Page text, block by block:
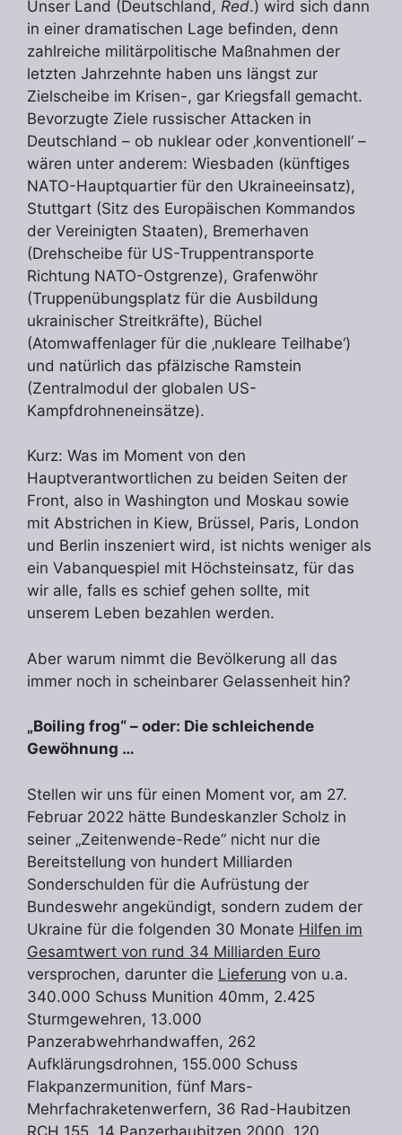
Unser Land (Deutschland, Red.) wird sich dann
in einer dramatischen Lage befinden, denn
zahlreiche militärpolitische Maßnahmen der
letzten Jahrzehnte haben uns längst zur
Zielscheibe im Krisen-, gar Kriegsfall gemacht.
Bevorzugte Ziele russischer Attacken in
Deutschland – ob nuklear oder ‚konventionell‘ –
wären unter anderem: Wiesbaden (künftiges
NATO-Hauptquartier für den Ukraineeinsatz),
Stuttgart (Sitz des Europäischen Kommandos
der Vereinigten Staaten), Bremerhaven
(Drehscheibe für US-Truppentransporte
Richtung NATO-Ostgrenze), Grafenwöhr
(Truppenübungsplatz für die Ausbildung
ukrainischer Streitkräfte), Büchel
(Atomwaffenlager für die ‚nukleare Teilhabe‘)
und natürlich das pfälzische Ramstein
(Zentralmodul der globalen US-
Kampfdrohneneinsätze).
Kurz: Was im Moment von den
Hauptverantwortlichen zu beiden Seiten der
Front, also in Washington und Moskau sowie
mit Abstrichen in Kiew, Brüssel, Paris, London
und Berlin inszeniert wird, ist nichts weniger als
ein Vabanquespiel mit Höchsteinsatz, für das
wir alle, falls es schief gehen sollte, mit
unserem Leben bezahlen werden.
Aber warum nimmt die Bevölkerung all das
immer noch in scheinbarer Gelassenheit hin?
„Boiling frog“ – oder: Die schleichende
Gewöhnung …
Stellen wir uns für einen Moment vor, am 27.
Februar 2022 hätte Bundeskanzler Scholz in
seiner „Zeitenwende-Rede“ nicht nur die
Bereitstellung von hundert Milliarden
Sonderschulden für die Aufrüstung der
Bundeswehr angekündigt, sondern zudem der
Ukraine für die folgenden 30 Monate Hilfen im
Gesamtwert von rund 34 Milliarden Euro
versprochen, darunter die Lieferung von u.a.
340.000 Schuss Munition 40mm, 2.425
Sturmgewehren, 13.000
Panzerabwehrhandwaffen, 262
Aufklärungsdrohnen, 155.000 Schuss
Flakpanzermunition, fünf Mars-
Mehrfachraketenwerfern, 36 Rad-Haubitzen
RCH 155, 14 Panzerhaubitzen 2000, 120